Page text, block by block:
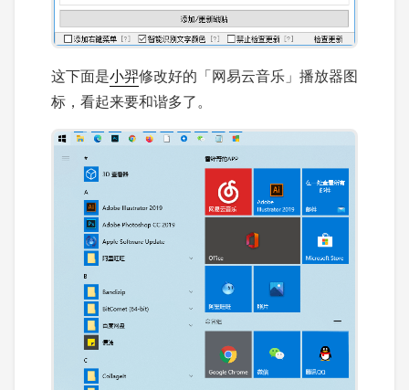
这下面是小羿修改好的「网易云音乐」播放器图
标，看起来要和谐多了。